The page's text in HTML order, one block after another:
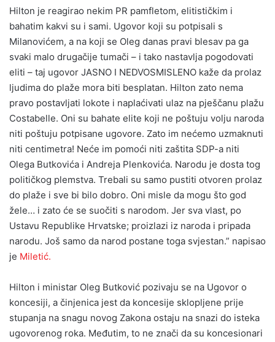
Hilton je reagirao nekim PR pamfletom, elitističkim i
bahatim kakvi su i sami. Ugovor koji su potpisali s
Milanovićem, a na koji se Oleg danas pravi blesav pa ga
svaki malo drugačije tumači – i tako nastavlja pogodovati
eliti – taj ugovor JASNO I NEDVOSMISLENO kaže da prolaz
ljudima do plaže mora biti besplatan. Hilton zato nema
pravo postavljati lokote i naplaćivati ulaz na pješčanu plažu
Costabelle. Oni su bahate elite koji ne poštuju volju naroda
niti poštuju potpisane ugovore. Zato im nećemo uzmaknuti
niti centimetra! Neće im pomoći niti zaštita SDP-a niti
Olega Butkovića i Andreja Plenkovića. Narodu je dosta tog
političkog plemstva. Trebali su samo pustiti otvoren prolaz
do plaže i sve bi bilo dobro. Oni misle da mogu što god
žele… i zato će se suočiti s narodom. Jer sva vlast, po
Ustavu Republike Hrvatske; proizlazi iz naroda i pripada
narodu. Još samo da narod postane toga svjestan.” napisao
je Miletić.
Hilton i ministar Oleg Butković pozivaju se na Ugovor o
koncesiji, a činjenica jest da koncesije sklopljene prije
stupanja na snagu novog Zakona ostaju na snazi do isteka
ugovorenog roka. Međutim, to ne znači da su koncesionari